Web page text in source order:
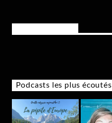
Podcasts les plus écoutés